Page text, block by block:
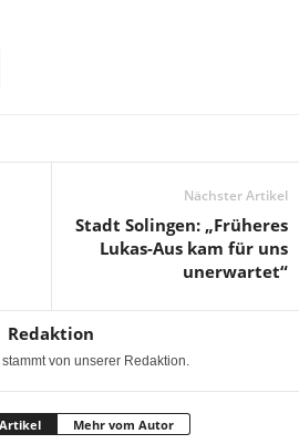
Nächster Artikel
Stadt Solingen: „Früheres
Lukas-Aus kam für uns
unerwartet“
Redaktion
von unserer Redaktion.
Mehr vom Autor